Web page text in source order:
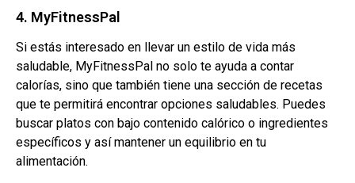
4. MyFitnessPal
Si estás interesado en llevar un estilo de vida más
saludable, MyFitnessPal no solo te ayuda a contar
calorías, sino que también tiene una sección de recetas
que te permitirá encontrar opciones saludables. Puedes
buscar platos con bajo contenido calórico o ingredientes
específicos y así mantener un equilibrio en tu
alimentación.